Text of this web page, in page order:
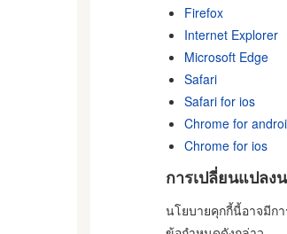
Firefox
Internet Explorer
Microsoft Edge
Safari
Safari for ios
Chrome for
Chrome for ios
การเปลี่ยนแปลง
นโยบายคุกกี้นี้อาจมีก